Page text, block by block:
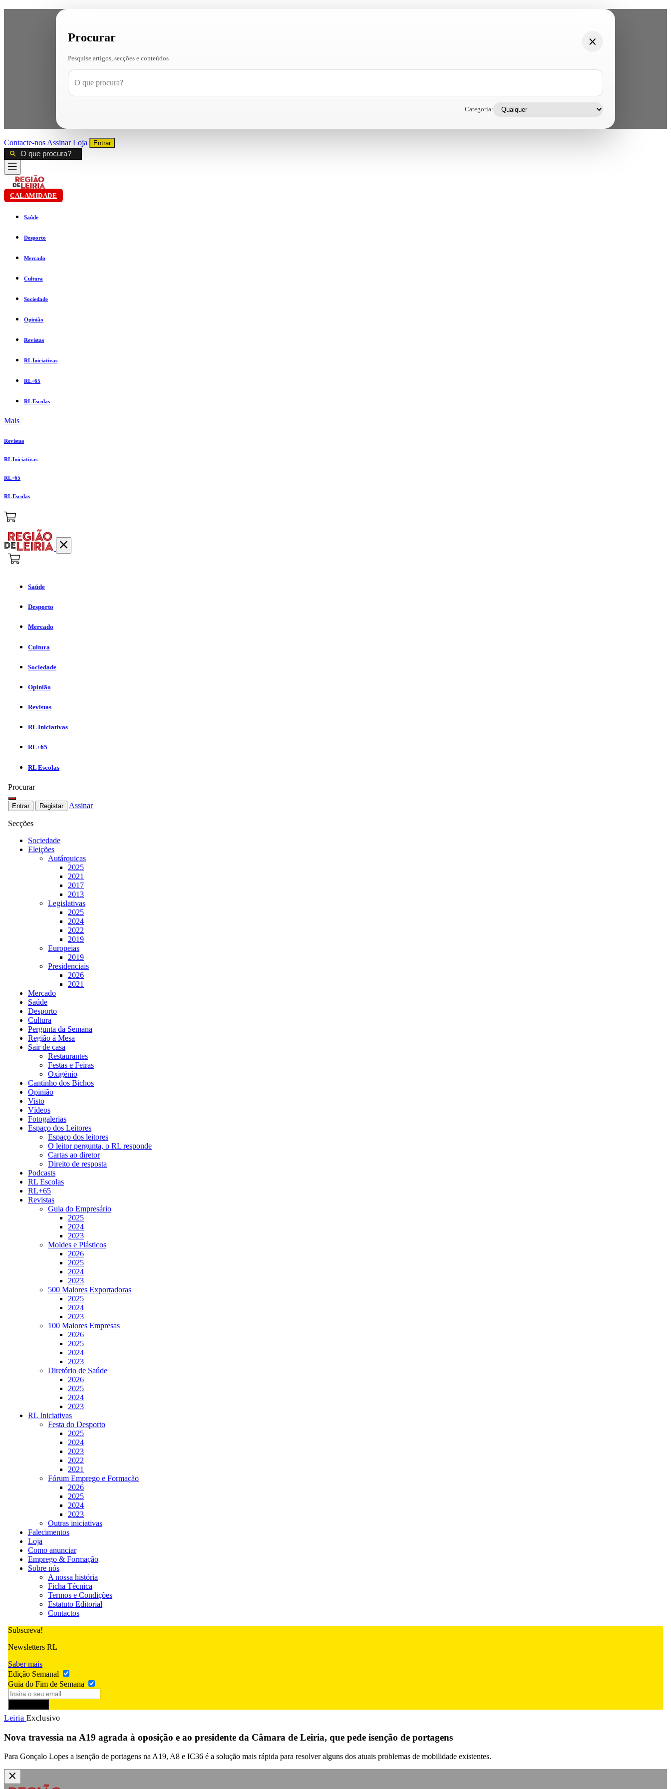
Procurar
Pesquise artigos, secções e conteúdos
Categoria:
Contacte-nos AssinarLoja Entrar
CALAMIDADE
Saúde
Desporto
Mercado
Cultura
Sociedade
Opinião
Revistas
RL Iniciativas
RL+65
RL Escolas
Mais
Revistas
RL Iniciativas
RL+65
RL Escolas
Saúde
Desporto
Mercado
Cultura
Sociedade
Opinião
Revistas
RL Iniciativas
RL+65
RL Escolas
Procurar
Entrar Registar Assinar
Secções
Sociedade
Eleições
Autárquicas
2025
2021
2017
2013
Legislativas
2025
2024
2022
2019
Europeias
2019
Presidenciais
2026
2021
Mercado
Saúde
Desporto
Cultura
Pergunta da Semana
Região à Mesa
Sair de casa
Restaurantes
Festas e Feiras
Oxigénio
Cantinho dos Bichos
Opinião
Visto
Vídeos
Fotogalerias
Espaço dos Leitores
Espaço dos leitores
O leitor pergunta, o RL responde
Cartas ao diretor
Direito de resposta
Podcasts
RL Escolas
RL+65
Revistas
Guia do Empresário
2025
2024
2023
Moldes e Plásticos
2026
2025
2024
2023
500 Maiores Exportadoras
2025
2024
2023
100 Maiores Empresas
2026
2025
2024
2023
Diretório de Saúde
2026
2025
2024
2023
RL Iniciativas
Festa do Desporto
2025
2024
2023
2022
2021
Fórum Emprego e Formação
2026
2025
2024
2023
Outras iniciativas
Falecimentos
Loja
Como anunciar
Emprego & Formação
Sobre nós
A nossa história
Ficha Técnica
Termos e Condições
Estatuto Editorial
Contactos
Subscreva!
Newsletters RL
Saber mais
Edição Semanal
Guia do Fim de Semana
Leiria Exclusivo
Nova travessia na A19 agrada à oposição e ao presidente da Câmara de Leiria, que pede isenção de portagens
Para Gonçalo Lopes a isenção de portagens na A19, A8 e IC36 é a solução mais rápida para resolver alguns dos atuais problemas de mobilidade existentes.